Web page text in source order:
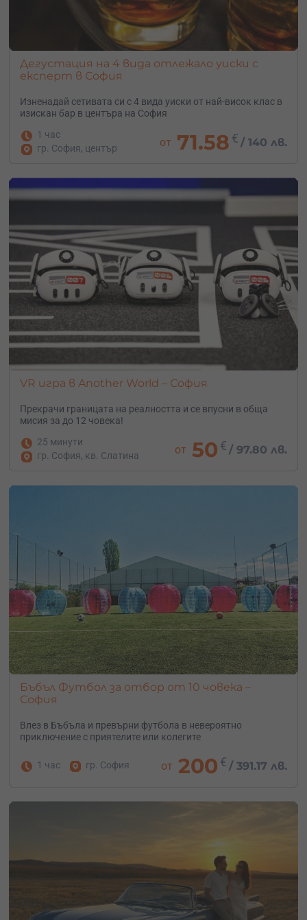
Дегустация на 4 вида отлежало уиски с
експерт в София
Изненадай сетивата си с 4 вида уиски от най-висок клас в
изискан бар в центъра на София
1 час
гр. София, център
от 71.58 € /140 лв.
VR игра в Another World – София
Прекрачи границата на реалността и се впусни в обща
мисия за до 12 човека!
25 минути
гр. София, кв. Слатина
от 50 € / 97.80 лв.
Бъбъл Футбол за отбор от 10 човека –
София
Влез в Бъбъла и превърни футбола в невероятно
приключение с приятелите или колегите
1 час гр. София от 200 € /391.17 лв.